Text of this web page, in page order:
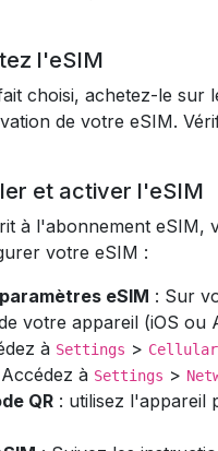
l'eSIM
choisi, achetez-le sur
de votre eSIM.
et activer l'eSIM
à l'abonnement eSIM,
votre eSIM :
eSIM : Sur
votre appareil (iOS ou
à Settings > Cellular
à Settings >
QR : utilisez l'appareil